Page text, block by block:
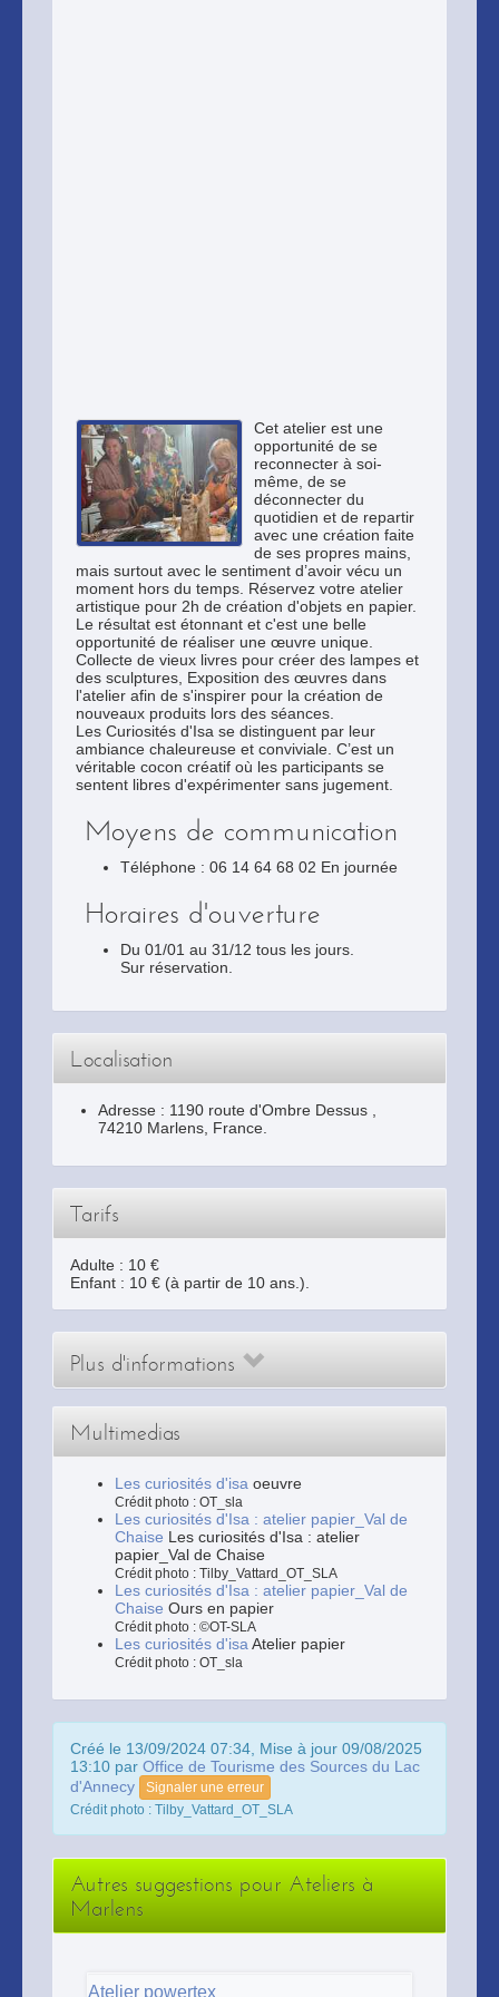
Cet atelier est une
opportunité de se
reconnecter à soi-
même, de se
déconnecter du
quotidien et de repartir
avec une création faite
de ses propres mains,
mais surtout avec le sentiment d’avoir vécu un
moment hors du temps. Réservez votre atelier
artistique pour 2h de création d'objets en papier.
Le résultat est étonnant et c'est une belle
opportunité de réaliser une œuvre unique.
Collecte de vieux livres pour créer des lampes et
des sculptures, Exposition des œuvres dans
l'atelier afin de s'inspirer pour la création de
nouveaux produits lors des séances.
Les Curiosités d'Isa se distinguent par leur
ambiance chaleureuse et conviviale. C’est un
véritable cocon créatif où les participants se
sentent libres d'expérimenter sans jugement.
Moyens de communication
Téléphone : 06 14 64 68 02 En journée
Horaires d'ouverture
Du 01/01 au 31/12 tous les jours.
Sur réservation.
Localisation
Adresse : 1190 route d'Ombre Dessus
74210 Marlens , France.
Tarifs
Adulte : 10 €
Enfant : 10 € (à partir de 10 ans.).
Plus d'informations
Multimedias
Les curiosités d'isa oeuvre
Crédit photo : OT_sla
Les curiosités d'Isa : atelier papier_Val de
Chaise Les curiosités d'Isa : atelier
papier_Val de Chaise
Crédit photo : Tilby_Vattard_OT_SLA
Les curiosités d'Isa : atelier papier_Val de
Chaise Ours en papier
Crédit photo : ©OT-SLA
Les curiosités d'isa Atelier papier
Crédit photo : OT_sla
Créé le 13/09/2024 07:34, Mise à jour 09/08/2025
13:10 par Office de Tourisme des Sources du Lac
d'Annecy
Signaler une erreur
Crédit photo : Tilby_Vattard_OT_SLA
Autres suggestions pour Ateliers à
Marlens
Atelier powertex